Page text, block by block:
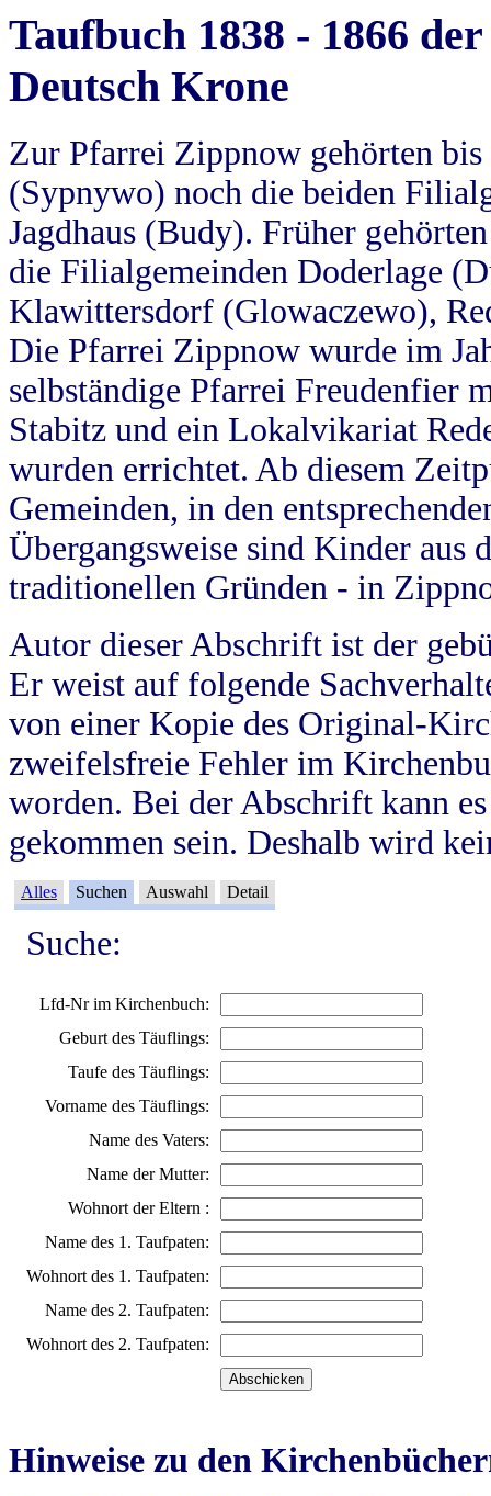
Taufbuch 1838 - 1866
Deutsch Krone
Zur Pfarrei Zippnow gehörten
(Sypnywo) noch die beiden
Jagdhaus (Budy). Früher
die Filialgemeinden Doderlage
Klawittersdorf (Glowaczewo),
Die Pfarrei Zippnow wurde im
selbständige Pfarrei Freudenfier
Stabitz und ein Lokalvikariat
wurden errichtet. Ab diesem
Gemeinden, in den
Übergangsweise sind Kinder aus
traditionellen Gründen - in
Autor dieser Abschrift ist der
Er weist auf folgende
von einer Kopie des Original-
zweifelsfreie Fehler im
worden. Bei der Abschrift kann
gekommen sein. Deshalb wird
Alles Suchen Auswahl Detail
Suche:
Lfd-Nr im Kirchenbuch:
Geburt des Täuflings:
Taufe des Täuflings:
Vorname des Täuflings:
Name des Vaters:
Name der Mutter:
Wohnort der Eltern :
Name des 1. Taufpaten:
Wohnort des 1. Taufpaten:
Name des 2. Taufpaten:
Wohnort des 2. Taufpaten:
Hinweise zu den